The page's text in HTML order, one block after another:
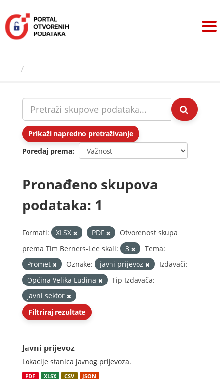
sadržaj
Prikaži napredno pretraživanje
Poredaj prema
Pronađeno skupova
podataka: 1
Formati: XLSX PDF
Otvorenost skupa
prema Tim Berners-Lee skali:
3
Tema:
Promet
Oznake: javni prijevoz
Izdavači:
Općina Velika Ludina
Tip Izdavača:
Javni sektor
Filtriraj rezultate
Javni prijevoz
Lokacije stanica javnog prijevoza.
PDF XLSX CSV JSON